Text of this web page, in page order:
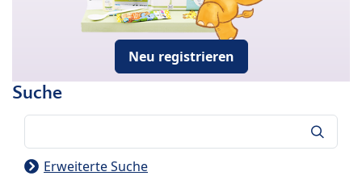
Neu registrieren
Suche
Erweiterte Suche